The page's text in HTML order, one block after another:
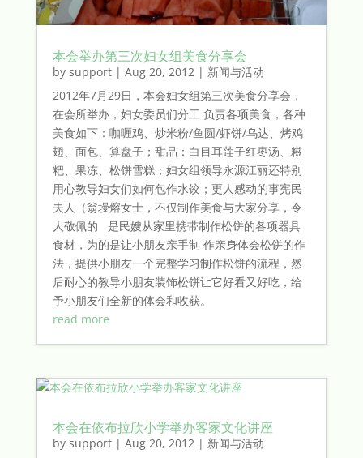
本会举办第三次妇女组美食分享会
by support| Aug 20, 2012| 新闻与活动
2012年7月29日，本会妇女组第三次美食分享会，
在会所举办，妇女委员们分工 负责各项美食，各种
美食如下：咖喱鸡、炒米粉/鱼圆/虾饼/乌达、烤鸡
翅、面包、算盘子；甜品：白目耳莲子红枣汤、糍
粑、果冻、松饼雪糕；妇女组领导永源江丽还特别
用心教导妇女们如何包作水饺；更人感动的事宪民
夫人（翁墁熔女士，不仅制作美食与大家分享，令
人敬佩的 是民嫂从家里携带制作松饼的各项器具
食材，为的是让小朋友亲手制 作亲身体会松饼的作
法，提供小朋友一个完整学习制作松饼的流程，然
后耐心的教导小朋友装饰松饼让它好看又好吃，给
予小朋友们全新的体会和收获。
read more
本会在依布拉欣小学举办客家文化讲座
by support| Aug 20, 2012| 新闻与活动